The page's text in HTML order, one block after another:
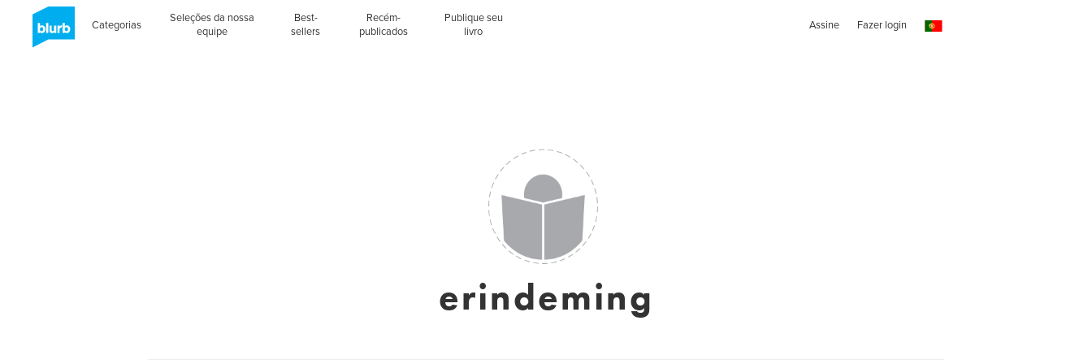
Categorias
Seleções da nossa
equipe
Best-
sellers
Recém-
publicados
Publique seu
livro
Assine Fazer login
erindeming